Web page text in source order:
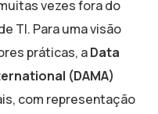
vezes fora do
TI. Para uma visão
práticas, aData
(DAMA)
com representação